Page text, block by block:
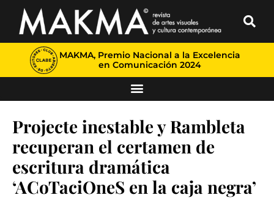
MAKMA, Premio Nacional a la Excelencia
en Comunicación 2024
Projecte inestable y Rambleta
recuperan el certamen de
escritura dramática
‘ACoTaciOneS en la caja negra’